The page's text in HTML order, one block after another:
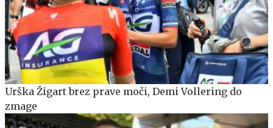
Urška Žigart brez prave moči, Demi Vollering do
zmage